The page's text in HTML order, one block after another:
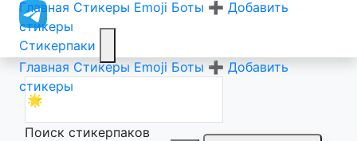
Стикерпаки
Главная Стикеры Emoji Боты ➕ Добавить
стикеры
Главная Стикеры Emoji Боты ➕ Добавить
стикеры
Поиск стикерпаков